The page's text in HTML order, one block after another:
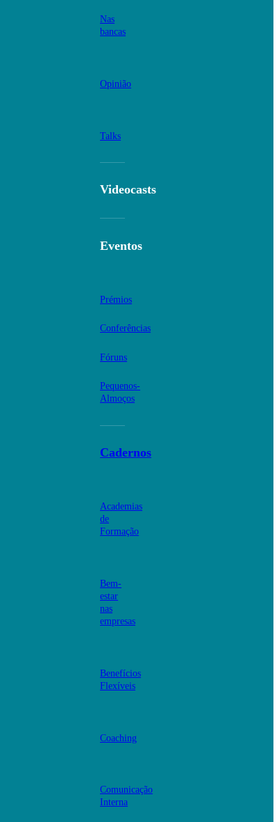
Nas
bancas
Opinião
Talks
Videocasts
Eventos
Prémios
Conferências
Fóruns
Pequenos-
Almoços
Cadernos
Academias
de
Formação
Bem-
estar
nas
empresas
Benefícios
Flexíveis
Coaching
Comunicação
Interna